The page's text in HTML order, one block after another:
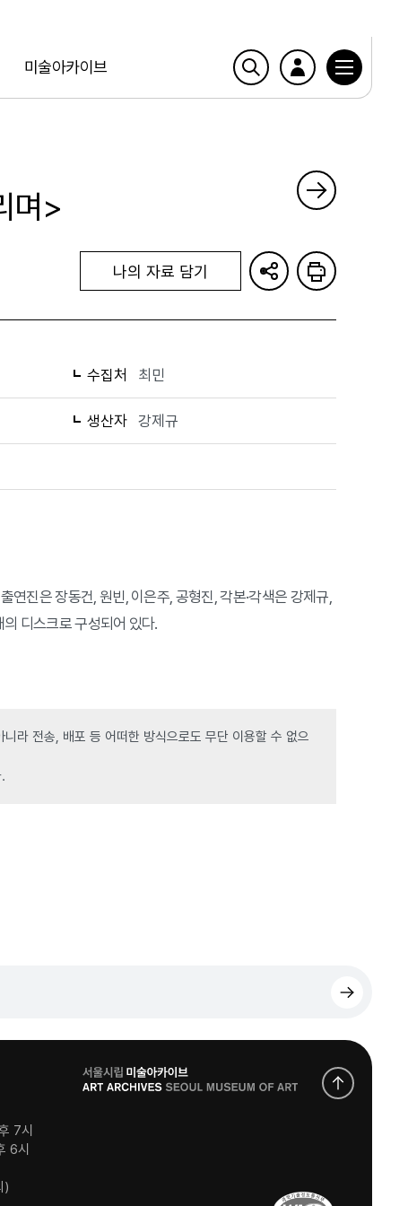
미술아카이브
며>
나의 자료 담기
수집처 최민
생산자 강제규
진은 장동건, 원빈, 이은주, 공형진, 각본·각색은 강제규,
디스크로 구성되어 있다.
라 전송, 배포 등 어떠한 방식으로도 무단 이용할 수 없으
7시
6시
)
로
고